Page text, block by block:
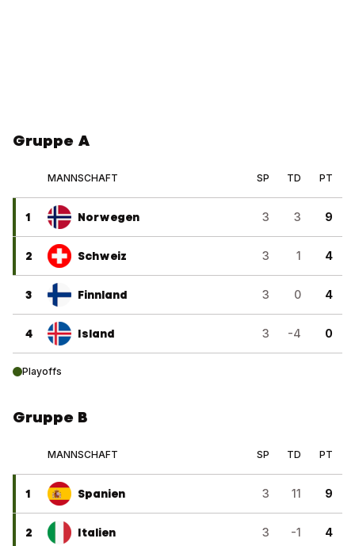
Gruppe A
MANNSCHAFT SP TD PT
1 Norwegen 3 3 9
2 Schweiz 3 1 4
3 Finnland 3 0 4
4 Island 3 -4 0
Playoffs
Gruppe B
MANNSCHAFT SP TD PT
1 Spanien 3 11 9
2 Italien 3 -1 4